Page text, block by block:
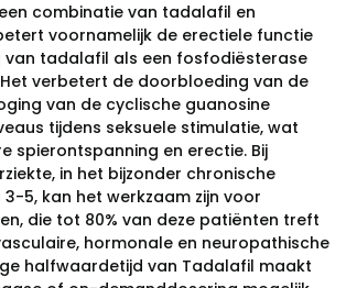
combinatie van tadalafil en
voornamelijk de erectiele functie
van tadalafil als een fosfodiësterase
verbetert de doorbloeding van de
van de cyclische guanosine
tijdens seksuele stimulatie, wat
spierontspanning en erectie. Bij
in het bijzonder chronische
5, kan het werkzaam zijn voor
die tot 80% van deze patiënten treft
hormonale en neuropathische
halfwaardetijd van Tadalafil maakt